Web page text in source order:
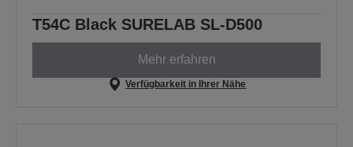
T54C Black SURELAB SL-D500
Mehr erfahren
Verfügbarkeit in Ihrer Nähe